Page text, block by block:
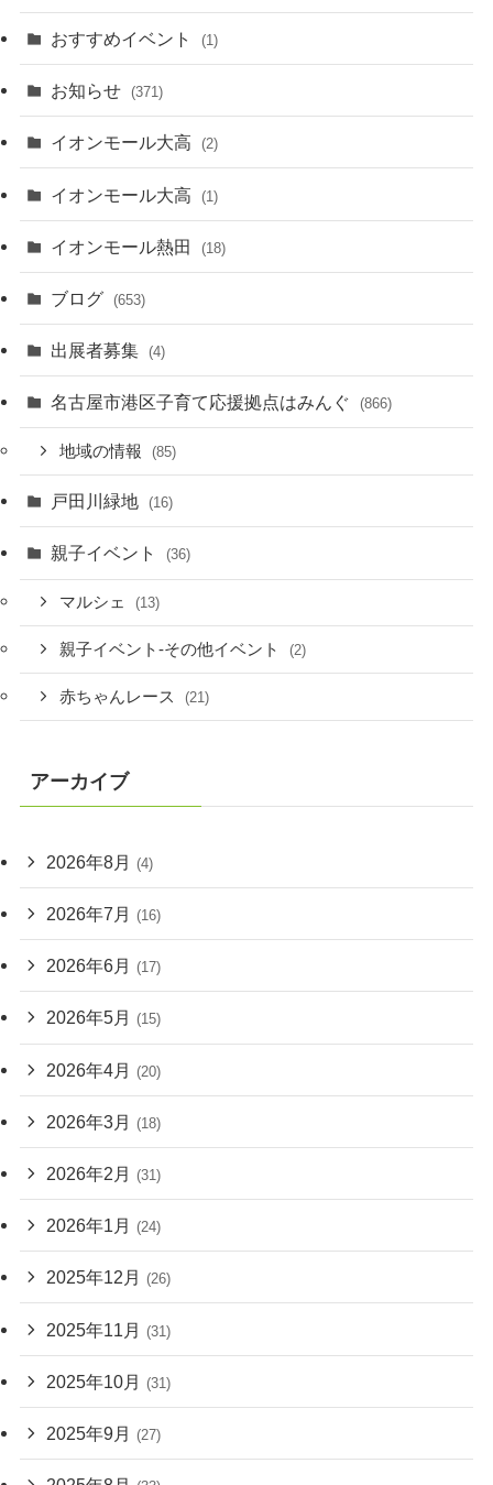
おすすめイベント (1)
お知らせ (371)
イオンモール大高 (2)
イオンモール大高 (1)
イオンモール熱田 (18)
ブログ (653)
出展者募集 (4)
名古屋市港区子育て応援拠点はみんぐ (866)
地域の情報 (85)
戸田川緑地 (16)
親子イベント (36)
マルシェ (13)
親子イベント-その他イベント (2)
赤ちゃんレース (21)
アーカイブ
2026年8月 (4)
2026年7月 (16)
2026年6月 (17)
2026年5月 (15)
2026年4月 (20)
2026年3月 (18)
2026年2月 (31)
2026年1月 (24)
2025年12月 (26)
2025年11月 (31)
2025年10月 (31)
2025年9月 (27)